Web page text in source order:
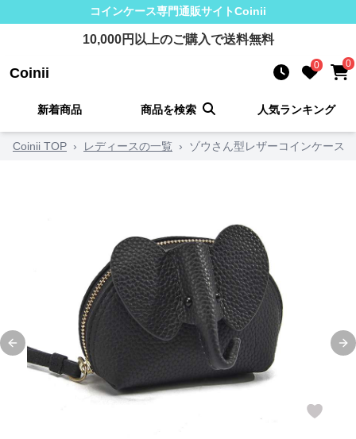
コインケース専門通販サイトCoinii
10,000円以上のご購入で送料無料
Coinii 0 0
新着商品 商品を検索 人気ランキング
Coinii TOP › レディースの一覧 › ゾウさん型レザーコインケース
Previous slide